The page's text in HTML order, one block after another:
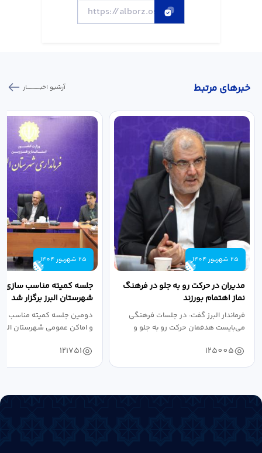
خبر‌های مرتبط آرشیو اخبـــــــــــار
25 شهریور 1404
مدیران در حرکت رو به جلو در فرهنگ
نماز اهتمام بورزند
فرماندار البرز گفت: در جلسات فرهنگی
می‌بایست هدفمان حرکت رو به جلو و
125005
25 شهریور 1404
جلسه کمیته مناسب سازی
شهرستان البرز برگزار شد
دومین جلسه کمیته مناسب
و اماکن عمومی شهرستان
121751